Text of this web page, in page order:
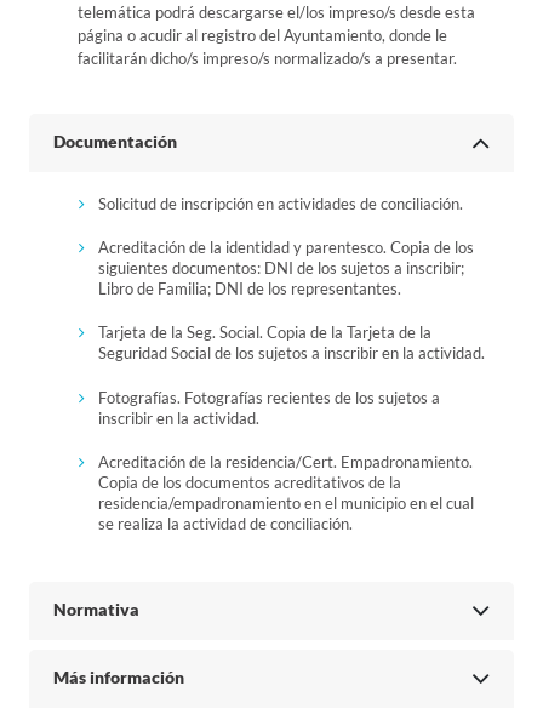
telemática podrá descargarse el/los impreso/s desde esta
página o acudir al registro del Ayuntamiento, donde le
facilitarán dicho/s impreso/s normalizado/s a presentar.
Documentación
Solicitud de inscripción en actividades de conciliación.
Acreditación de la identidad y parentesco. Copia de los
siguientes documentos: DNI de los sujetos a inscribir;
Libro de Familia; DNI de los representantes.
Tarjeta de la Seg. Social. Copia de la Tarjeta de la
Seguridad Social de los sujetos a inscribir en la actividad.
Fotografías. Fotografías recientes de los sujetos a
inscribir en la actividad.
Acreditación de la residencia/Cert. Empadronamiento.
Copia de los documentos acreditativos de la
residencia/empadronamiento en el municipio en el cual
se realiza la actividad de conciliación.
Normativa
Más información